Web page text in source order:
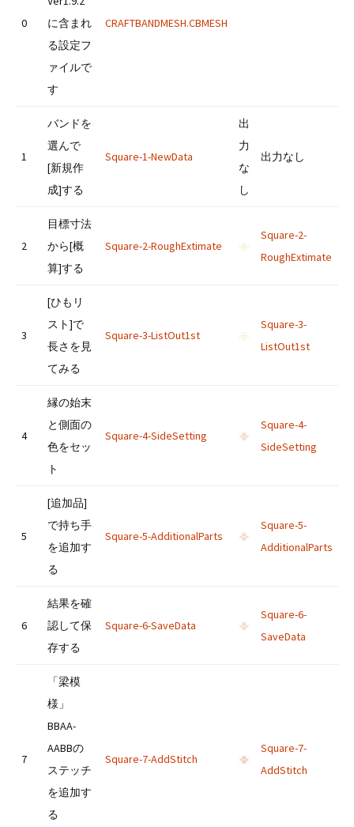
0
に含まれ
る設定フ
ァイルで
す
CRAFTBANDMESH.CBMESH
1
バンドを
選んで
[新規作
成]する
Square-1-NewData
出
力
な
し
出力なし
2
目標寸法
から[概
算]する
Square-2-RoughExtimate
Square-2-
RoughExtimate
3
[ひもリ
スト]で
長さを見
てみる
Square-3-ListOut1st
Square-3-
ListOut1st
4
縁の始末
と側面の
色をセッ
ト
Square-4-SideSetting
Square-4-
SideSetting
5
[追加品]
で持ち手
を追加す
る
Square-5-AdditionalParts
Square-5-
AdditionalParts
6
結果を確
認して保
存する
Square-6-SaveData
Square-6-
SaveData
7
「梁模
様」
BBAA-
AABBの
ステッチ
を追加す
る
Square-7-AddStitch
Square-7-
AddStitch